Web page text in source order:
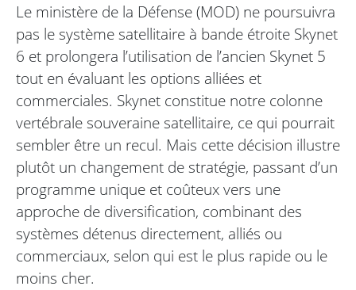
Le ministère de la Défense (MOD) ne poursuivra
pas le système satellitaire à bande étroite Skynet
6 et prolongera l’utilisation de l’ancien Skynet 5
tout en évaluant les options alliées et
commerciales. Skynet constitue notre colonne
vertébrale souveraine satellitaire, ce qui pourrait
sembler être un recul. Mais cette décision illustre
plutôt un changement de stratégie, passant d’un
programme unique et coûteux vers une
approche de diversification, combinant des
systèmes détenus directement, alliés ou
commerciaux, selon qui est le plus rapide ou le
moins cher.